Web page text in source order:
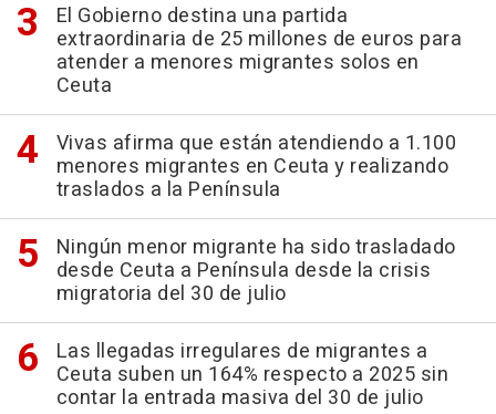
El Gobierno destina una partida
extraordinaria de 25 millones de euros para
atender a menores migrantes solos en
Ceuta
Vivas afirma que están atendiendo a 1.100
menores migrantes en Ceuta y realizando
traslados a la Península
Ningún menor migrante ha sido trasladado
desde Ceuta a Península desde la crisis
migratoria del 30 de julio
Las llegadas irregulares de migrantes a
Ceuta suben un 164% respecto a 2025 sin
contar la entrada masiva del 30 de julio